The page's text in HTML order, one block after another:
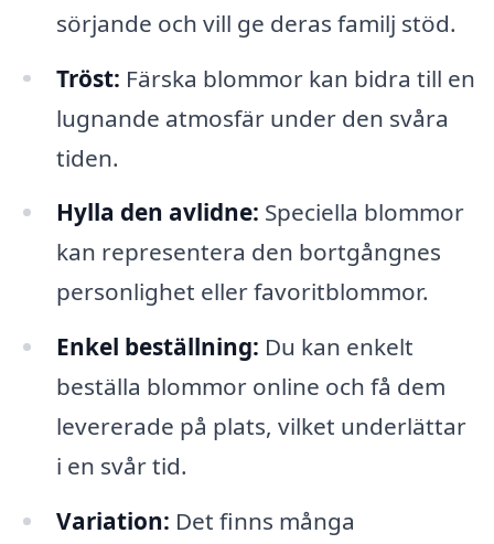
sörjande och vill ge deras familj stöd.
Tröst: Färska blommor kan bidra till en
lugnande atmosfär under den svåra
tiden.
Hylla den avlidne: Speciella blommor
kan representera den bortgångnes
personlighet eller favoritblommor.
Enkel beställning: Du kan enkelt
beställa blommor online och få dem
levererade på plats, vilket underlättar
i en svår tid.
Variation: Det finns många